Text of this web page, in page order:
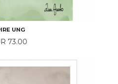
UNG
73.00